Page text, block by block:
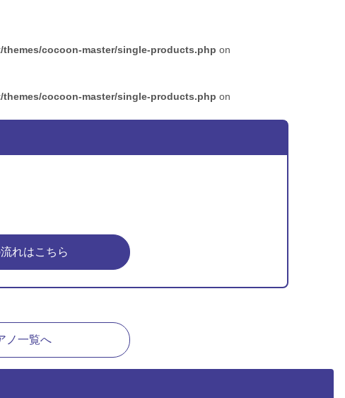
cocoon-master/single-products.php on
cocoon-master/single-products.php on
れはこちら
ノ一覧へ